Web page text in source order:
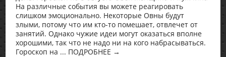
На различные события вы можете реагировать
слишком эмоционально. Некоторые Овны будут
злыми, потому что им кто-то помешает, отвлечет от
занятий. Однако чужие идеи могут оказаться вполне
хорошими, так что не надо ни на кого набрасываться.
Гороскоп на ... ПОДРОБНЕЕ →